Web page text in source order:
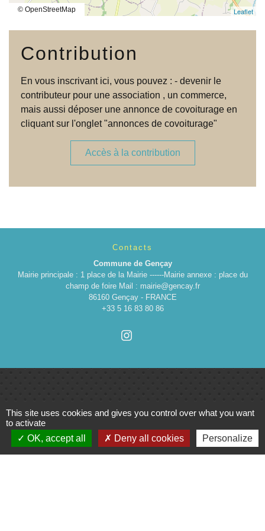
Leaflet
© OpenStreetMap
Contribution
En vous inscrivant ici, vous pouvez : - devenir le
contributeur pour une association , un commerce,
mais aussi déposer une annonce de covoiturage en
cliquant sur l'onglet "annonces de covoiturage"
Accès à la contribution
Contacts
Commune de Gençay
Mairie principale : 1 place de la Mairie ------Mairie annexe : place du
champ de foire Mail : mairie@gencay.fr
86160 Gençay - FRANCE
+33 5 16 83 80 86
Liens
Cinéma
This site uses cookies and gives you control over what you want
to activate
OK, accept all
Deny all cookies Personalize